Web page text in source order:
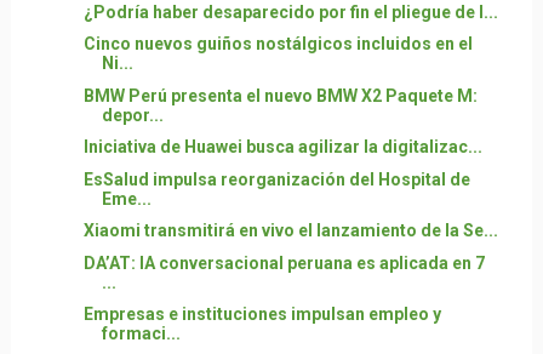
¿Podría haber desaparecido por fin el pliegue de l...
Cinco nuevos guiños nostálgicos incluidos en el
Ni...
BMW Perú presenta el nuevo BMW X2 Paquete M:
depor...
Iniciativa de Huawei busca agilizar la digitalizac...
EsSalud impulsa reorganización del Hospital de
Eme...
Xiaomi transmitirá en vivo el lanzamiento de la Se...
DA’AT: IA conversacional peruana es aplicada en 7
...
Empresas e instituciones impulsan empleo y
formaci...